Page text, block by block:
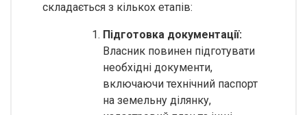
складається з кількох етапів:
Підготовка документації:
Власник повинен підготувати
необхідні документи,
включаючи технічний паспорт
на земельну ділянку,